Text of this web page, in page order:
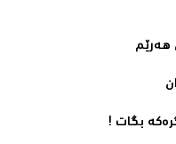
بگات !